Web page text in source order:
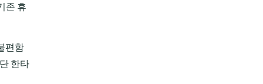
존 휴
편함
한타